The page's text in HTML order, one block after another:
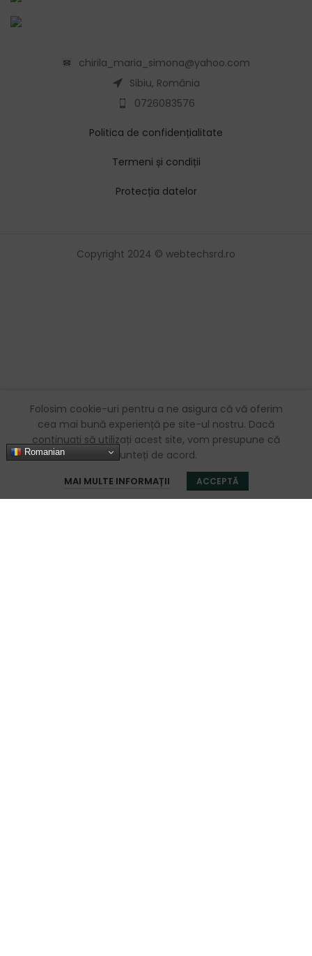
chirila_maria_simona@yahoo.com
Sibiu, România
0726083576
Politica de confidențialitate
Termeni și condiții
Protecția datelor
Copyright 2024 © webtechsrd.ro
Folosim cookie-uri pentru a ne asigura că vă oferim
cea mai bună experiență pe site-ul nostru. Dacă
continuați să utilizați acest site, vom presupune că
sunteți de acord.
MAI MULTE INFORMAȚII ACCEPTĂ
Romanian
Coș Contul meu